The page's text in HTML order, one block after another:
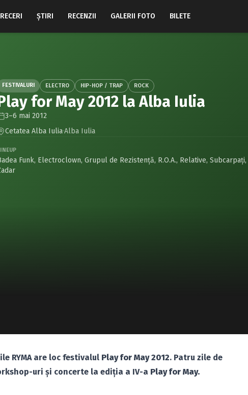
ŞTIRI RECENZII GALERII FOTO BILETE
FESTIVALURI ELECTRO HIP-HOP / TRAP ROCK
for May 2012 la Alba Iulia
3–6 mai 2012
Cetatea Alba Iulia·Alba Iulia
Funk, Electroclown, Grupul de Rezistenţă, R.O.A., Relative, Subcarpaţi,
RYMA are loc festivalul Play for May 2012. Patru zile de
uri şi concerte la ediţia a IV-a Play for May.